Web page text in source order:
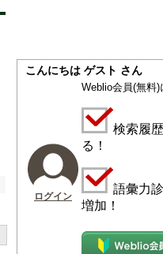
こんにちは ゲスト さん
ログイン
Weblio会員(無料)
検索履
る！
語彙力
増加！